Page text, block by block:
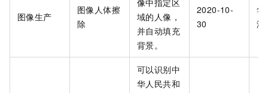
图像生产
图像人体擦
除
像中指定区
域的人像，
并自动填充
背景。
2020-10-
30
华
海
可以识别中
华人民共和